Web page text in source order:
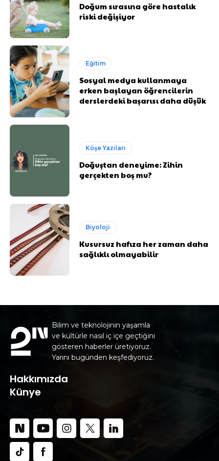
Doğum sırasına göre hastalık
riski değişiyor
Eğitim
Sosyal medya kullanmaya
erken başlayan öğrencilerin
derslerdeki başarısı daha düşük
Köşe Yazıları
Doğuştan deneyime: Zihin
gerçekten boş mu?
Biyoloji
Kusursuz hafıza her zaman daha
sağlıklı olmayabilir
Bilim ve teknolojinin yaşamla
ve kültürle nasıl iç içe geçtiğini
gösteren haberler üretiyoruz.
Yarını bugünden keşfediyoruz.
Hakkımızda
Künye